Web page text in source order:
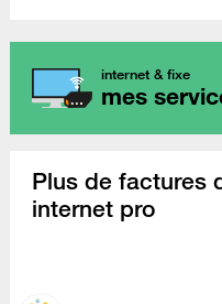
internet & fixe
mes
Plus de factures
internet pro